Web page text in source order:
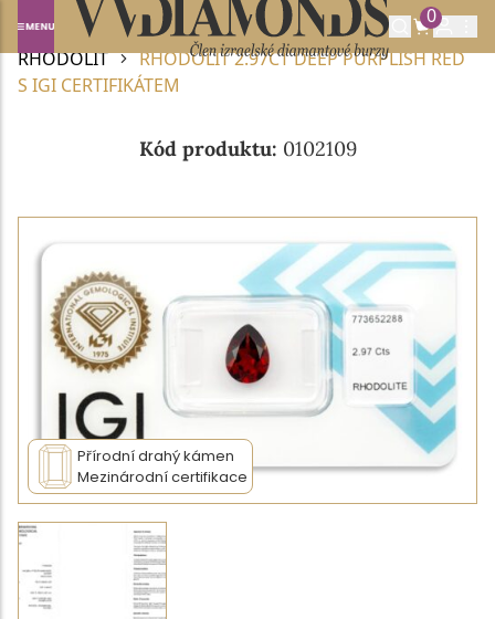
0
Domů
DRAHOKAMY A POLODRAHOKAMY
RHODOLIT
RHODOLIT 2.97CT DEEP PURPLISH RED
S IGI CERTIFIKÁTEM
Kód produktu: 0102109
Přírodní drahý kámen
Mezinárodní certifikace